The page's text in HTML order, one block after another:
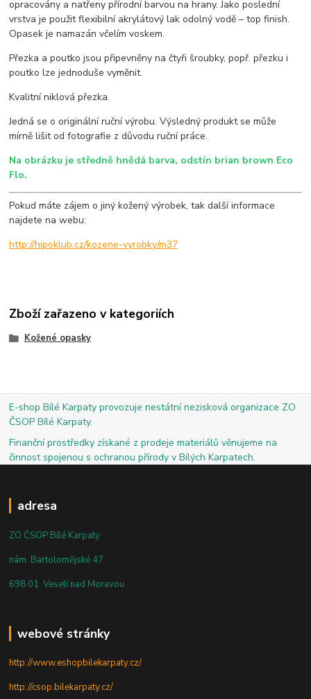
opracovány a natřeny přírodní barvou na hrany. Jako poslední
vrstva je použit flexibilní akrylátový lak odolný vodě – top finish.
Opasek je namazán včelím voskem.
Přezka a poutko jsou připevněny na čtyři šroubky, popř. přezku i
poutko lze jednoduše vyměnit.
Kvalitní niklová přezka.
Jedná se o originální ruční výrobu. Výsledný produkt se může
mírně lišit od fotografie z důvodu ruční práce.
Na obrázku je středně hnědá barva, odstín brian brown Eco
Flo.
Pokud máte zájem o jiný kožený výrobek, tak další informace
najdete na webu:
http://hipoklub.cz/kozene-vyrobky/m37
Zboží zařazeno v kategoriích
Kožené opasky
E-shop Bílé Karpaty provozuje nestátní nezisková organizace ZO
ČSOP Bílé Karpaty.
Finanční prostředky získané z prodeje materiálů věnujeme na
činnost spojenou s ochranou přírody v Bílých Karpatech.
adresa
ZO ČSOP Bílé Karpaty
nám. Bartolomějské 47
698 01 Veselí nad Moravou
webové stránky
http://www.eshopbilekarpaty.cz/
http://csop.bilekarpaty.cz/